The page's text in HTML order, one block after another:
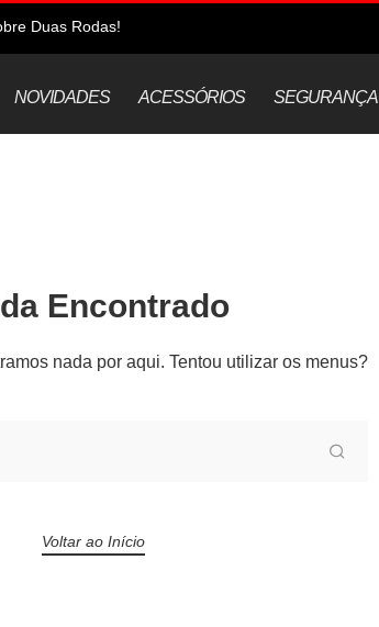
Duas Rodas!
NOVIDADES ACESSÓRIOS SEGURANÇA
Encontrado
nada por aqui. Tentou utilizar os menus?
Voltar ao Início